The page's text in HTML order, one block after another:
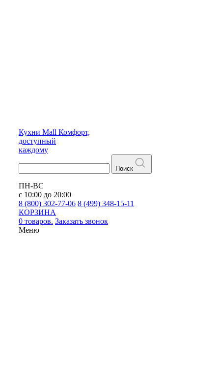
Кухни Mall Комфорт,
доступный
каждому
Поиск
ПН-ВС
с 10:00 до 20:00
8 (800) 302-77-06 8 (499) 348-15-11
КОРЗИНА
0 товаров. Заказать звонок
Меню